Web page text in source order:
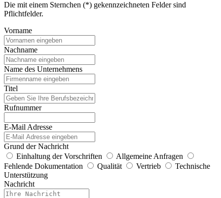
Die mit einem Sternchen (*) gekennzeichneten Felder sind
Pflichtfelder.
Vorname
Nachname
Name des Unternehmens
Titel
Rufnummer
E-Mail Adresse
Grund der Nachricht
Einhaltung der Vorschriften
Allgemeine Anfragen
Fehlende Dokumentation
Qualität Vertrieb
Technische
Unterstützung
Nachricht